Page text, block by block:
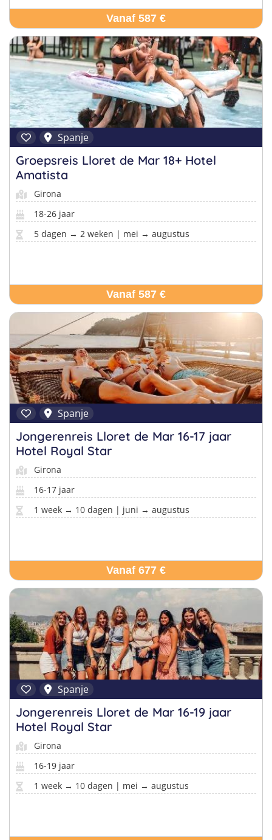
Vanaf 587 €
Spanje
Groepsreis Lloret de Mar 18+ Hotel
Amatista
Girona
18-26 jaar
5 dagen → 2 weken | mei → augustus
Vanaf 587 €
Spanje
Jongerenreis Lloret de Mar 16-17 jaar
Hotel Royal Star
Girona
16-17 jaar
1 week → 10 dagen | juni → augustus
Vanaf 677 €
Spanje
Jongerenreis Lloret de Mar 16-19 jaar
Hotel Royal Star
Girona
16-19 jaar
1 week → 10 dagen | mei → augustus